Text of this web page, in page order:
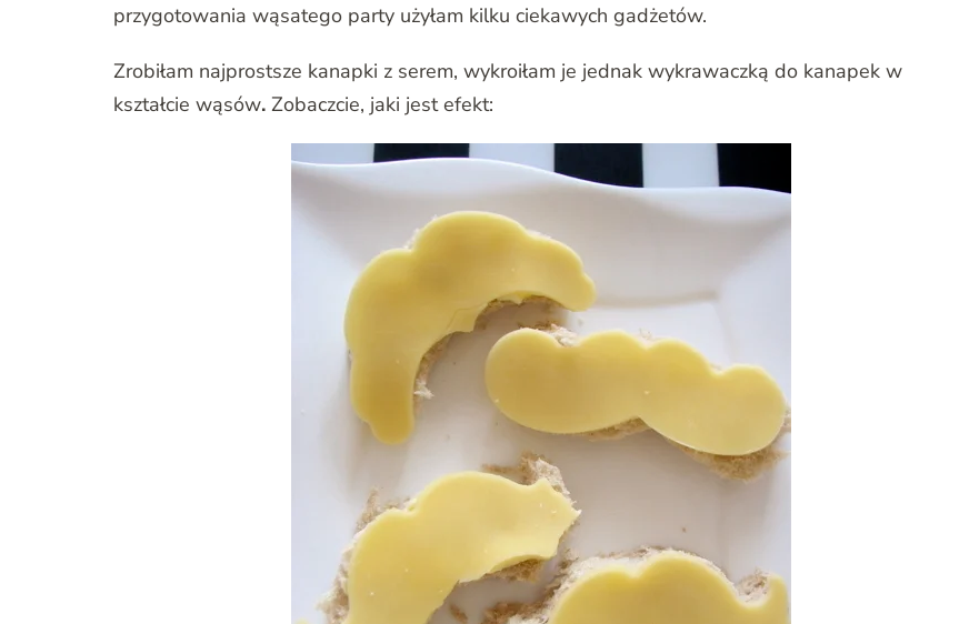
przygotowania wąsatego party użyłam kilku ciekawych gadżetów.
Zrobiłam najprostsze kanapki z serem, wykroiłam je jednak wykrawaczką do kanapek w
kształcie wąsów. Zobaczcie, jaki jest efekt: